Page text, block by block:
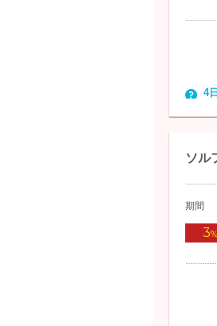
4
ソル
期間
3